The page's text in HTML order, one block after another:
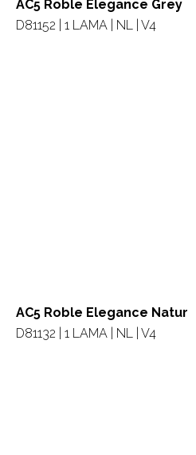
AC5 Roble Elegance Grey
D81152 | 1 LAMA | NL | V4
AC5 Roble Elegance Natur
D81132 | 1 LAMA | NL | V4